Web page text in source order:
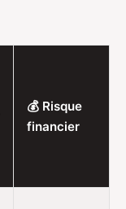
💰 Risque
financier